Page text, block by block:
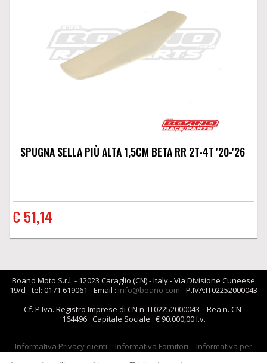
SPUGNA SELLA PIÙ ALTA 1,5CM BETA RR 2T-4T '20-'26
€ 51,14
Boano Moto S.r.l. - 12023 Caraglio (CN) - Italy - Via Divisione Cuneese
19/d - tel: 0171 619061 - Email : info@boano.com - P.IVA:IT02252000043
Cf. P.Iva. Registro Imprese di CN n :IT02252000043 Rea n. CN-
164496 Capitale Sociale : € 90.000,00 I.v.
Informativa Privacy clienti - Informativa Fornitori - Informativa per
coloro che inviano i curriculum-Informativa cookies